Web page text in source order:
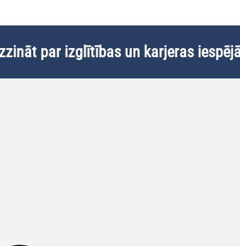
par izglītības un karjeras